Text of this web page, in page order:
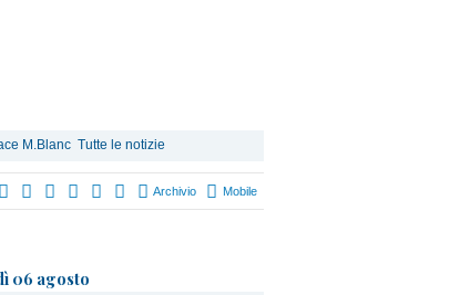
M.Blanc Tutte le notizie
Archivio Mobile
06 agosto